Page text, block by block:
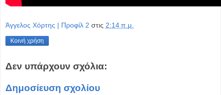
Άγγελος Χόρτης | Προφίλ 2 στις 2:14 π.μ.
Κοινή χρήση
Δεν υπάρχουν σχόλια:
Δημοσίευση σχολίου